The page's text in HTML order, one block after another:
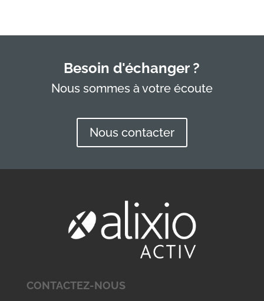
Besoin d'échanger ?
Nous sommes à votre écoute
Nous contacter
CONTACTEZ-NOUS